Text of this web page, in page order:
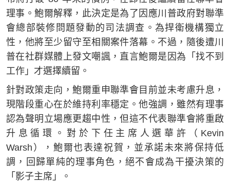
理事。鮑爾解釋，此決定是為了因應川普政府對聯準
會總部裝修問題發動的司法調查。為捍衛機構獨立
性，他將至少留守至相關案件落幕。不過，隨後遭川
普在社群媒體上發文嘲諷，直言鮑爾是因為「找不到
工作」才選擇續留。
針對政策走向，鮑爾重申聯準會目前並未考慮升息，
現階段重心在於維持利率穩定。他強調，雖然有理事
認為聲明立場應更趨中性，但這不代表聯準會將重啟
升息循環。對於下任主席人選華許（Kevin
Warsh），鮑爾也表達祝賀，並承諾未來將保持低
調，回歸單純的理事角色，絕不會成為干擾決策的
「影子主席」。